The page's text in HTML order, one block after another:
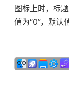
图标上时，标
值为“0”，默认